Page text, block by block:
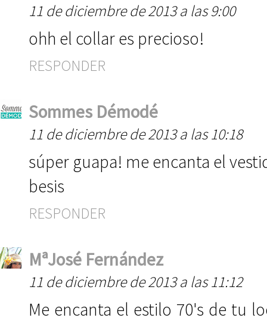
11 de diciembre de 2013 a las 9:00
ohh el collar es precioso!
RESPONDER
Sommes Démodé
11 de diciembre de 2013 a las 10:18
súper guapa! me encanta el
besis
RESPONDER
MªJosé Fernández
11 de diciembre de 2013 a las 11:12
Me encanta el estilo 70's de tu